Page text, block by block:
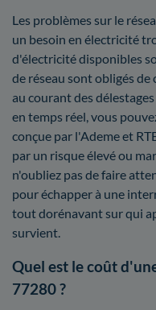
Les problèmes sur le
un besoin en électricité
d'électricité disponibles
de réseau sont obligés
au courant des
en temps réel, vous
conçue par l'Ademe et
par un risque élevé ou
n'oubliez pas de faire
pour échapper à une
tout dorénavant sur qui
survient.
Quel est le coût
77280 ?